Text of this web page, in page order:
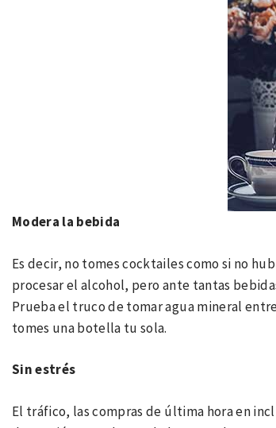
Modera la bebida
Es decir, no tomes cocktailes como si no
procesar el alcohol, pero ante tantas
Prueba el truco de tomar agua mineral
tomes una botella tu sola.
Sin estrés
El tráfico, las compras de última hora en